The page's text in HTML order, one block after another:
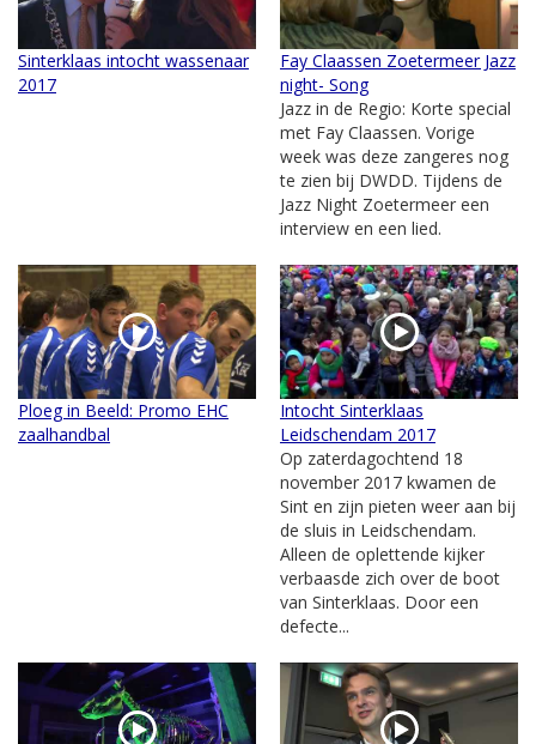
Sinterklaas intocht wassenaar
2017
Fay Claassen Zoetermeer Jazz
night- Song
Jazz in de Regio: Korte special
met Fay Claassen. Vorige
week was deze zangeres nog
te zien bij DWDD. Tijdens de
Jazz Night Zoetermeer een
interview en een lied.
Ploeg in Beeld: Promo EHC
zaalhandbal
Intocht Sinterklaas
Leidschendam 2017
Op zaterdagochtend 18
november 2017 kwamen de
Sint en zijn pieten weer aan bij
de sluis in Leidschendam.
Alleen de oplettende kijker
verbaasde zich over de boot
van Sinterklaas. Door een
defecte...